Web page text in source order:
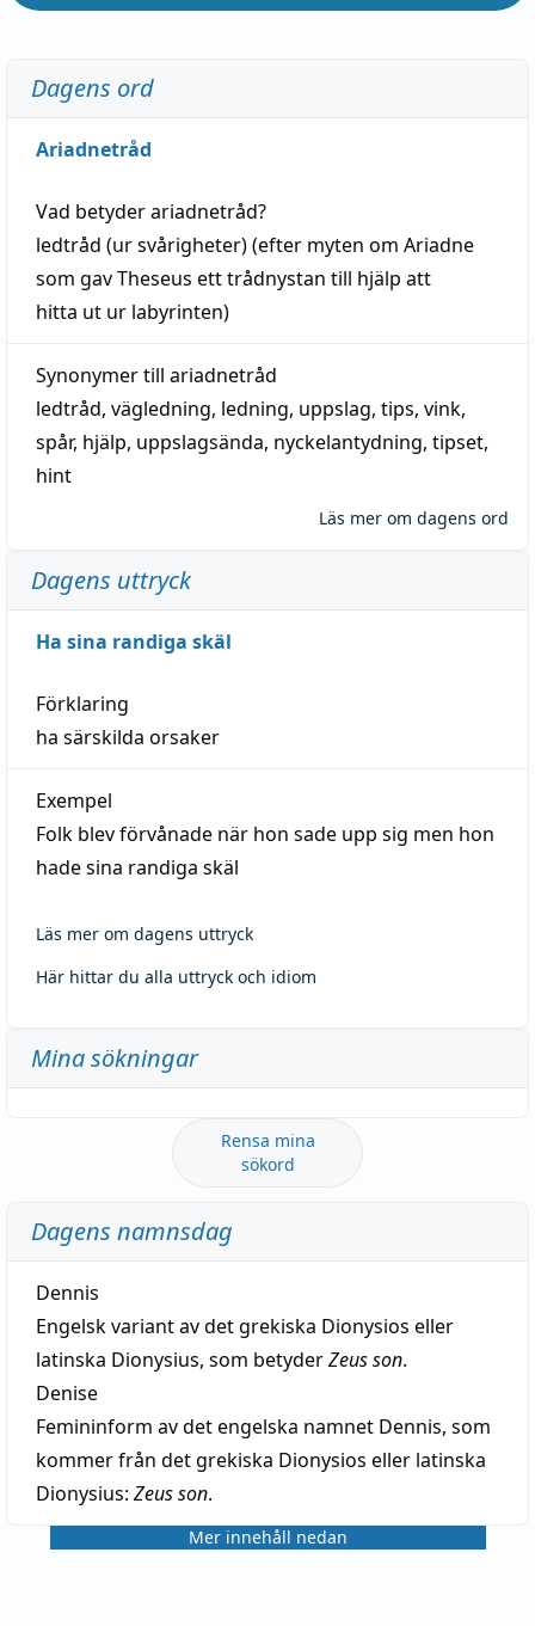
Dagens ord
Ariadnetråd
Vad betyderariadnetråd?
ledtråd (ur svårigheter) (efter myten om Ariadne
som gav Theseus ett trådnystan till hjälp att
hitta ut ur labyrinten)
Synonymer till ariadnetråd
ledtråd, vägledning, ledning, uppslag, tips, vink,
spår, hjälp, uppslagsända, nyckelantydning, tipset,
hint
Läs mer om dagens ord
Dagens uttryck
Ha sina randiga skäl
Förklaring
ha särskilda orsaker
Exempel
Folk blev förvånade när hon sade upp sig men hon
hade sina randiga skäl
Läs mer om dagens uttryck
Här hittar du alla uttryck och idiom
Mina sökningar
Rensa mina
sökord
Dagens namnsdag
Dennis
Engelsk variant av det grekiska Dionysios eller
latinska Dionysius, som betyderZeus son.
Denise
Femininform av det engelska namnet Dennis, som
kommer från det grekiska Dionysios eller latinska
Dionysius: Zeus son.
Mer innehåll nedan